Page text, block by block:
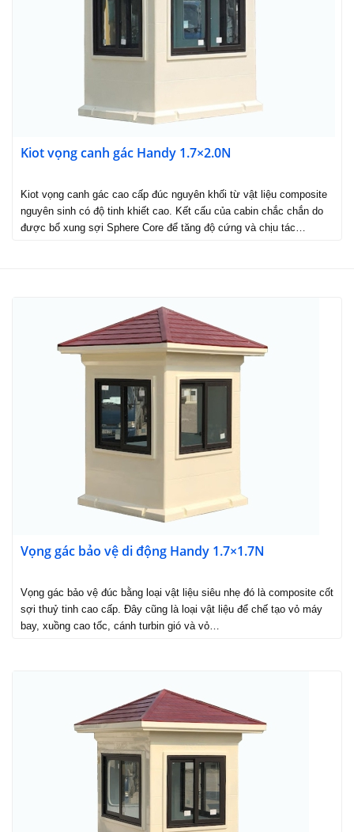
Kiot vọng canh gác Handy 1.7×2.0N
Kiot vọng canh gác cao cấp đúc nguyên khối từ vật liệu composite
nguyên sinh có độ tinh khiết cao. Kết cấu của cabin chắc chắn do
được bổ xung sợi Sphere Core để tăng độ cứng và chịu tác…
Vọng gác bảo vệ di động Handy 1.7×1.7N
Vọng gác bảo vệ đúc bằng loại vật liệu siêu nhẹ đó là composite cốt
sợi thuỷ tinh cao cấp. Đây cũng là loại vật liệu để chế tạo vỏ máy
bay, xuồng cao tốc, cánh turbin gió và vỏ…